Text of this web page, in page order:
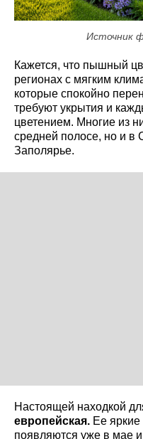
Источник
Кажется, что пышный
регионах с мягким
которые спокойно
требуют укрытия и
цветением. Многие из
средней полосе, но и в
Заполярье.
Настоящей находкой
европейская. Ее яркие
появляются уже в мае